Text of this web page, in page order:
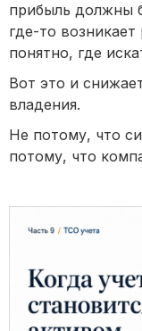
прибыль должны
где-то
понятно, где
Вот это и
владения.
Не потому, что
потому, что